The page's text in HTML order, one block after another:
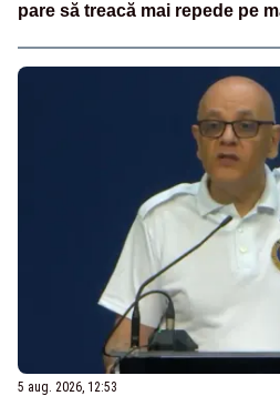
pare să treacă mai repede pe
5 aug. 2026, 12:53